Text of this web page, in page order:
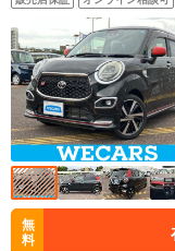
LED/Bluetooth接続/
無
料